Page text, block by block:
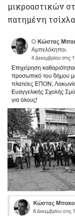
μικροαστικών
πατημένη τσίχλα